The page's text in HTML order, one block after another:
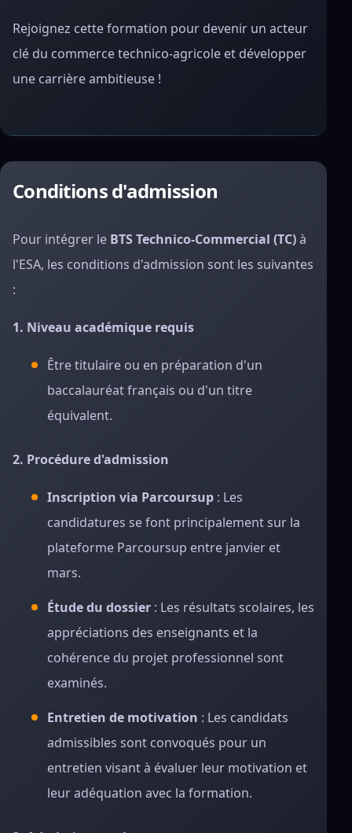
Rejoignez cette formation pour devenir un acteur
clé du commerce technico-agricole et développer
une carrière ambitieuse !
Conditions d'admission
Pour intégrer le BTS Technico-Commercial (TC)à
l'ESA, les conditions d'admission sont les suivantes
:
1. Niveau académique requis
Être titulaire ou en préparation d'un
baccalauréat français ou d'un titre
équivalent.
2. Procédure d'admission
Inscription via Parcoursup : Les
candidatures se font principalement sur la
plateforme Parcoursup entre janvier et
mars.
Étude du dossier : Les résultats scolaires, les
appréciations des enseignants et la
cohérence du projet professionnel sont
examinés.
Entretien de motivation : Les candidats
admissibles sont convoqués pour un
entretien visant à évaluer leur motivation et
leur adéquation avec la formation.